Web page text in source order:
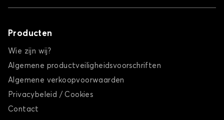
Automatten voor
Producten
Wie zijn wij?
Algemene productveiligheidsvoorschriften
Algemene verkoopvoorwaarden
Privacybeleid / Cookies
Contact